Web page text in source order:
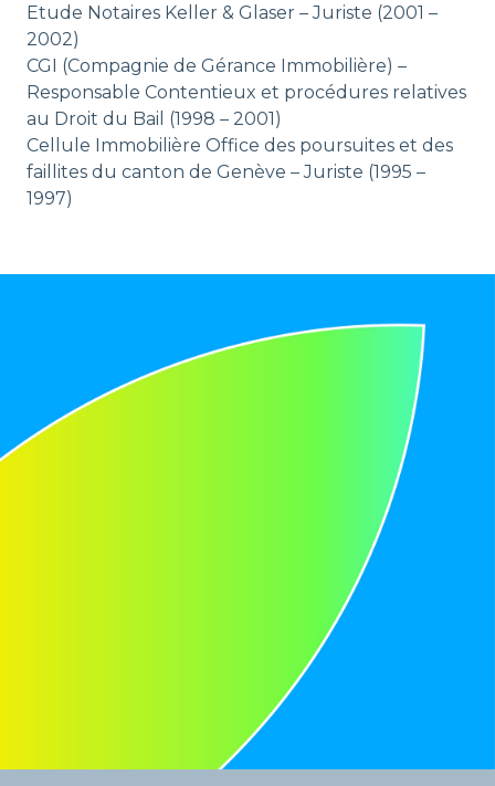
Etude Notaires Keller & Glaser – Juriste (2001 –
2002)
CGI (Compagnie de Gérance Immobilière) –
Responsable Contentieux et procédures relatives
au Droit du Bail (1998 – 2001)
Cellule Immobilière Office des poursuites et des
faillites du canton de Genève – Juriste (1995 –
1997)